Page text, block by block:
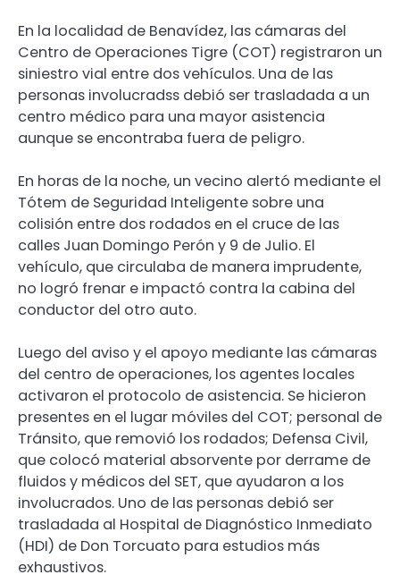
En la localidad de Benavídez, las cámaras del
Centro de Operaciones Tigre (COT) registraron un
siniestro vial entre dos vehículos. Una de las
personas involucradss debió ser trasladada a un
centro médico para una mayor asistencia
aunque se encontraba fuera de peligro.
En horas de la noche, un vecino alertó mediante el
Tótem de Seguridad Inteligente sobre una
colisión entre dos rodados en el cruce de las
calles Juan Domingo Perón y 9 de Julio. El
vehículo, que circulaba de manera imprudente,
no logró frenar e impactó contra la cabina del
conductor del otro auto.
Luego del aviso y el apoyo mediante las cámaras
del centro de operaciones, los agentes locales
activaron el protocolo de asistencia. Se hicieron
presentes en el lugar móviles del COT; personal de
Tránsito, que removió los rodados; Defensa Civil,
que colocó material absorvente por derrame de
fluidos y médicos del SET, que ayudaron a los
involucrados. Uno de las personas debió ser
trasladada al Hospital de Diagnóstico Inmediato
(HDI) de Don Torcuato para estudios más
exhaustivos.